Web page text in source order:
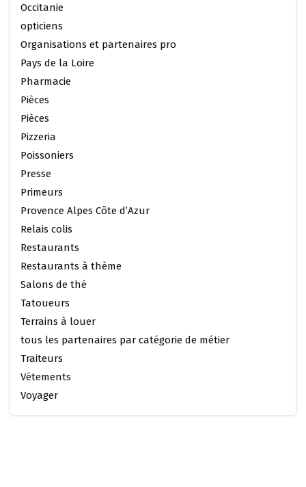
Occitanie
opticiens
Organisations et partenaires pro
Pays de la Loire
Pharmacie
Pièces
Pièces
Pizzeria
Poissoniers
Presse
Primeurs
Provence Alpes Côte d’Azur
Relais colis
Restaurants
Restaurants à thème
Salons de thé
Tatoueurs
Terrains à louer
tous les partenaires par catégorie de métier
Traiteurs
Vétements
Voyager